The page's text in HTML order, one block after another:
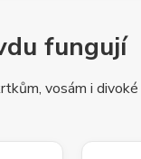
fungují
vosám i